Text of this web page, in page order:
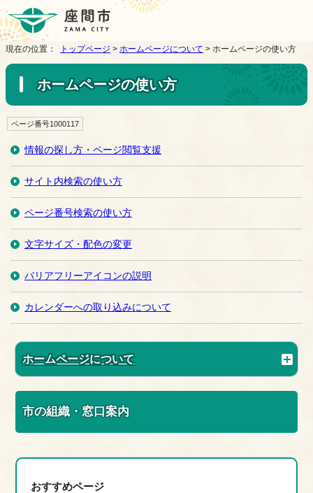
現在の位置： トップページ > ホームページについて > ホームページの使い方
ホームページの使い方
ページ番号1000117
情報の探し方・ページ閲覧支援
サイト内検索の使い方
ページ番号検索の使い方
文字サイズ・配色の変更
バリアフリーアイコンの説明
カレンダーへの取り込みについて
ホームページについて
市の組織・窓口案内
おすすめページ